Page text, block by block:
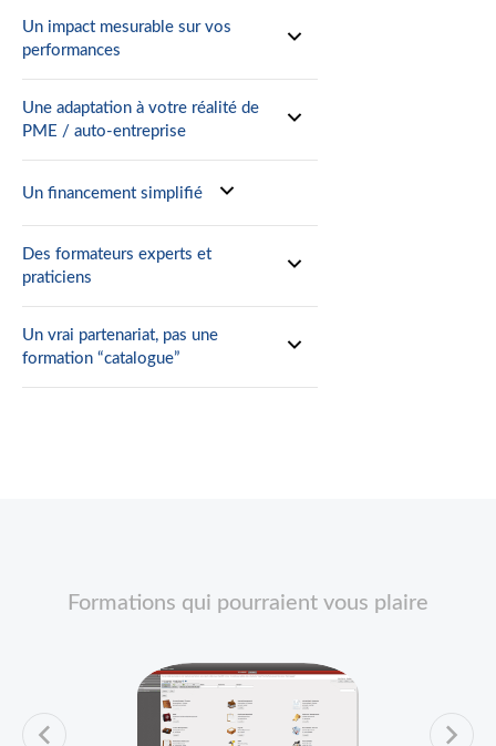
Un impact mesurable sur vos
performances
Une adaptation à votre réalité de
PME / auto-entreprise
Un financement simplifié
Des formateurs experts et
praticiens
Un vrai partenariat, pas une
formation “catalogue”
Formations qui pourraient vous plaire